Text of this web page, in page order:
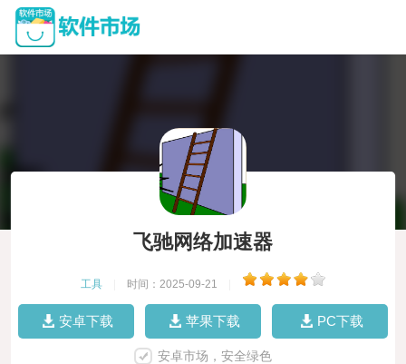
飞驰网络加速器
工具 时间：2025-09-21
安卓下载 苹果下载 PC下载
安卓市场，安全绿色